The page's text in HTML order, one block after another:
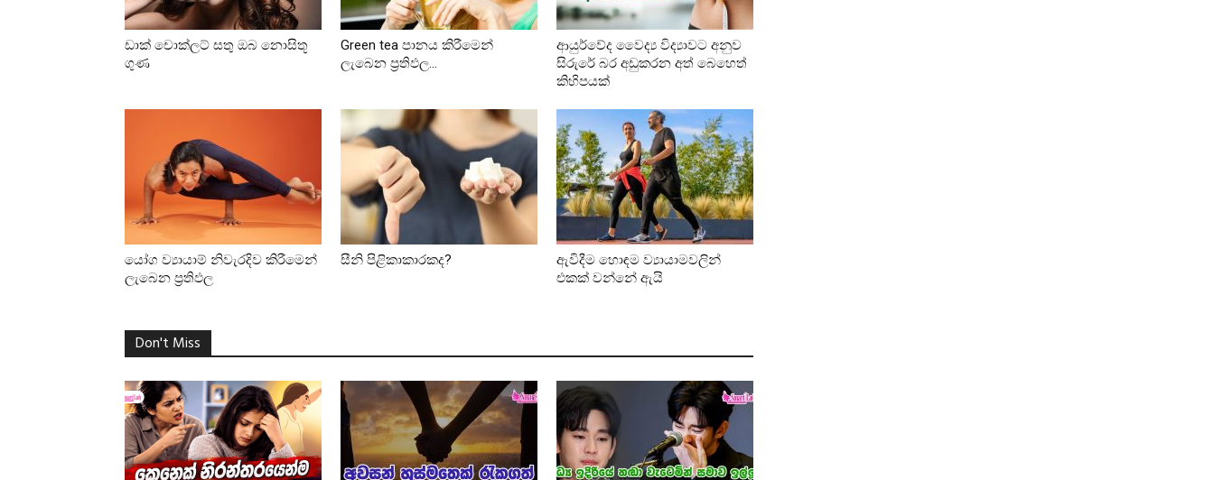
ඩාක් චොක්ලට් සතු ඔබ නොසිතූ
ගුණ
Green tea පානය කිරීමෙන්
ලැබෙන ප්‍රතිඵල…
ආයුර්වේද වෛද්‍ය විද්‍යාවට අනුව
සිරුරේ බර අඩුකරන අත් බෙහෙත්
කිහිපයක්
යෝග ව්‍යායාම් නිවැරදිව කිරීමෙන්
ලැබෙන ප්‍රතිඵල
සීනි පිළිකාකාරකද?
ඇවිදීම හොඳම ව්‍යායාමවලින්
එකක් වන්නේ ඇයි
Don't Miss